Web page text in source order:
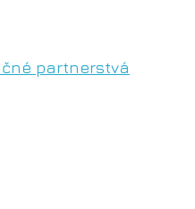
partnerstvá